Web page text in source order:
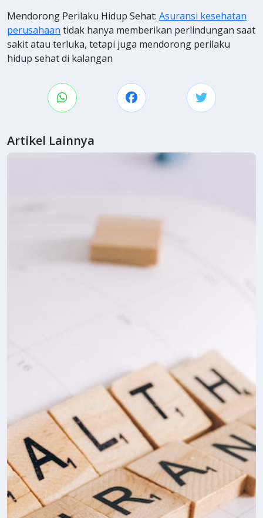
Mendorong Perilaku Hidup Sehat: Asuransi kesehatan
perusahaan tidak hanya memberikan perlindungan saat
sakit atau terluka, tetapi juga mendorong perilaku
hidup sehat di kalangan
Artikel Lainnya